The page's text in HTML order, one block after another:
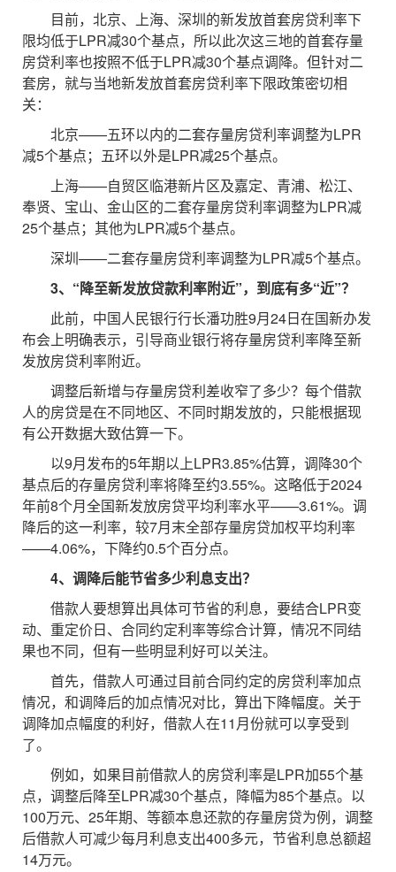
目前，北京、上海、深圳的新发放首套房贷利率下
限均低于LPR减30个基点，所以此次这三地的首套存量
房贷利率也按照不低于LPR减30个基点调降。但针对二
套房，就与当地新发放首套房贷利率下限政策密切相
关：
北京——五环以内的二套存量房贷利率调整为LPR
减5个基点；五环以外是LPR减25个基点。
上海——自贸区临港新片区及嘉定、青浦、松江、
奉贤、宝山、金山区的二套存量房贷利率调整为LPR减
25个基点；其他为LPR减5个基点。
深圳——二套存量房贷利率调整为LPR减5个基点。
3、“降至新发放贷款利率附近”，到底有多“近”？
此前，中国人民银行行长潘功胜9月24日在国新办发
布会上明确表示，引导商业银行将存量房贷利率降至新
发放房贷利率附近。
调整后新增与存量房贷利差收窄了多少？每个借款
人的房贷是在不同地区、不同时期发放的，只能根据现
有公开数据大致估算一下。
以9月发布的5年期以上LPR3.85%估算，调降30个
基点后的存量房贷利率将降至约3.55%。这略低于2024
年前8个月全国新发放房贷平均利率水平——3.61%。调
降后的这一利率，较7月末全部存量房贷加权平均利率
——4.06%，下降约0.5个百分点。
4、调降后能节省多少利息支出？
借款人要想算出具体可节省的利息，要结合LPR变
动、重定价日、合同约定利率等综合计算，情况不同结
果也不同，但有一些明显利好可以关注。
首先，借款人可通过目前合同约定的房贷利率加点
情况，和调降后的加点情况对比，算出下降幅度。关于
调降加点幅度的利好，借款人在11月份就可以享受到
了。
例如，如果目前借款人的房贷利率是LPR加55个基
点，调整后降至LPR减30个基点，降幅为85个基点。以
100万元、25年期、等额本息还款的存量房贷为例，调整
后借款人可减少每月利息支出400多元，节省利息总额超
14万元。